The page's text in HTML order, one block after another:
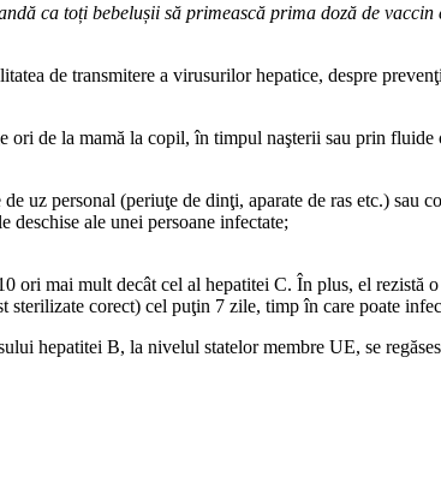
ca toți bebelușii să primească prima doză de
de transmitere a virusurilor hepatice, despre
ori de la mamă la copil, în timpul naşterii sau prin
uz personal (periuţe de dinţi, aparate de ras etc.) sau
deschise ale unei persoane infectate;
ori mai mult decât cel al hepatitei C. În plus, el
corect) cel puţin 7 zile, timp în care poate
hepatitei B, la nivelul statelor membre UE, se